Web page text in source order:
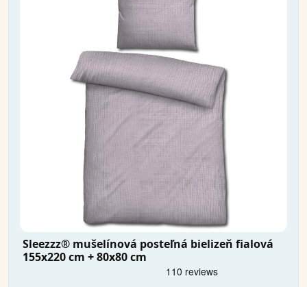
Sleezzz® mušelínová posteľná bielizeň fialová
155x220 cm + 80x80 cm